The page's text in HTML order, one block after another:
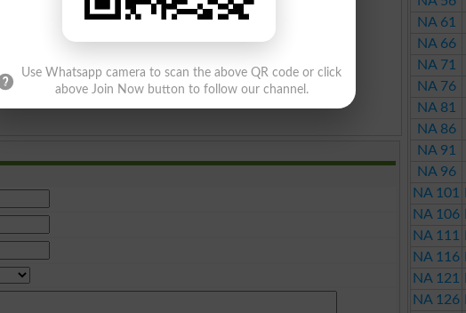
NA 61
NA 66
NA 71
NA 76
NA 81
NA 86
NA 91
NA 96
NA 101
NA 106
NA 111
NA 116
NA 121
NA 126
Use Whatsapp camera to scan the above QR code or click
above Join Now button to follow our channel.